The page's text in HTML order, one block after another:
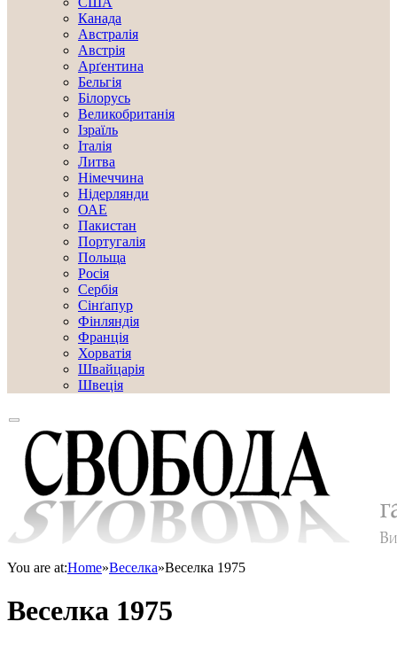
Канада
Австралія
Австрія
Арґентина
Бельгія
Білорусь
Великобританія
Ізраїль
Італія
Литва
Німеччина
Нідерлянди
ОАЕ
Пакистан
Португалія
Польща
Росія
Сербія
Сінґапур
Фінляндія
Франція
Хорватія
Швайцарія
Швеція
You are at:Home»Веселка»Веселка 1975
Веселка 1975